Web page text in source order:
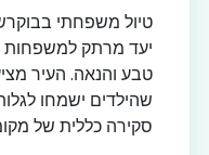
טיול משפחתי
יעד מרתק
טבע והנאה. העיר
שהילדים ישמחו
סקירה כללית של